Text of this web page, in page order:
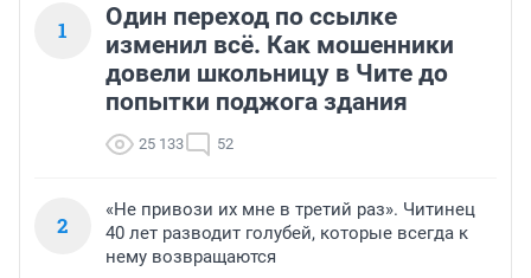
1
Один переход по ссылке
изменил всё. Как мошенники
довели школьницу в Чите до
попытки поджога здания
25 133 52
2
«Не привози их мне в третий раз». Читинец
40 лет разводит голубей, которые всегда к
нему возвращаются